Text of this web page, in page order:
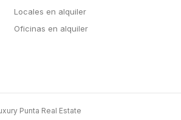
Locales en alquiler
Oficinas en alquiler
Punta Real Estate